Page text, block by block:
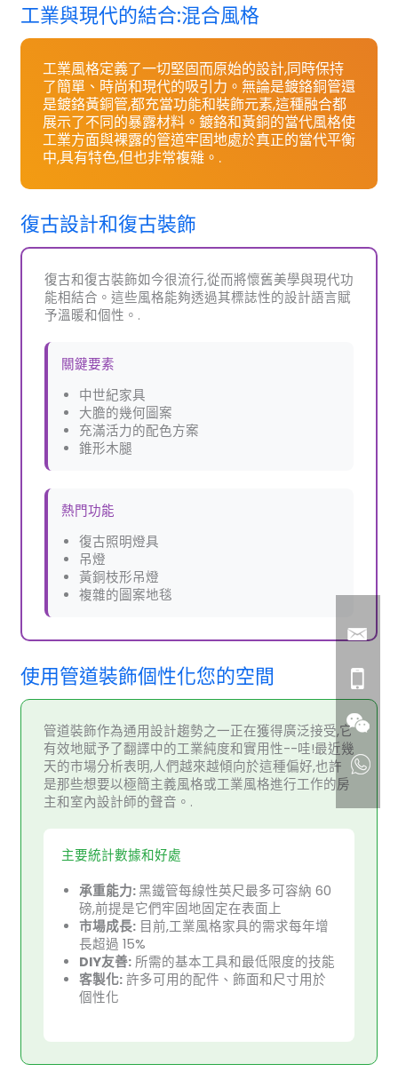
工業與現代的結合:混合風格
工業風格定義了一切堅固而原始的設計,同時保持
了簡單、時尚和現代的吸引力。無論是鍍鉻銅管還
是鍍鉻黃銅管,都充當功能和裝飾元素,這種融合都
展示了不同的暴露材料。鍍鉻和黃銅的當代風格使
工業方面與裸露的管道牢固地處於真正的當代平衡
中,具有特色,但也非常複雜。.
復古設計和復古裝飾
復古和復古裝飾如今很流行,從而將懷舊美學與現代功
能相結合。這些風格能夠透過其標誌性的設計語言賦
予溫暖和個性。.
關鍵要素
中世紀家具
大膽的幾何圖案
充滿活力的配色方案
錐形木腿
熱門功能
復古照明燈具
吊燈
黃銅枝形吊燈
複雜的圖案地毯
使用管道裝飾個性化您的空間
管道裝飾作為通用設計趨勢之一正在獲得廣泛接受,它
有效地賦予了翻譯中的工業純度和實用性--哇!最近幾
天的市場分析表明,人們越來越傾向於這種偏好,也許
是那些想要以極簡主義風格或工業風格進行工作的房
主和室內設計師的聲音。.
主要統計數據和好處
承重能力:黑鐵管每線性英尺最多可容納 60
磅,前提是它們牢固地固定在表面上
市場成長:目前,工業風格家具的需求每年增
長超過 15%
DIY友善:所需的基本工具和最低限度的技能
客製化:許多可用的配件、飾面和尺寸用於
個性化